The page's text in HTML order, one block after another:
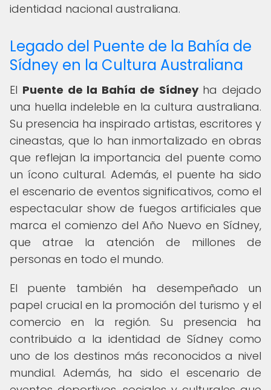
identidad nacional australiana.
Legado del Puente de la Bahía de
Sídney en la Cultura Australiana
El Puente de la Bahía de Sídneyha dejado
una huella indeleble en la cultura australiana.
Su presencia ha inspirado artistas, escritores y
cineastas, que lo han inmortalizado en obras
que reflejan la importancia del puente como
un ícono cultural. Además, el puente ha sido
el escenario de eventos significativos, como el
espectacular show de fuegos artificiales que
marca el comienzo del Año Nuevo en Sídney,
que atrae la atención de millones de
personas en todo el mundo.
El puente también ha desempeñado un
papel crucial en la promoción del turismo y el
comercio en la región. Su presencia ha
contribuido a la identidad de Sídney como
uno de los destinos más reconocidos a nivel
mundial. Además, ha sido el escenario de